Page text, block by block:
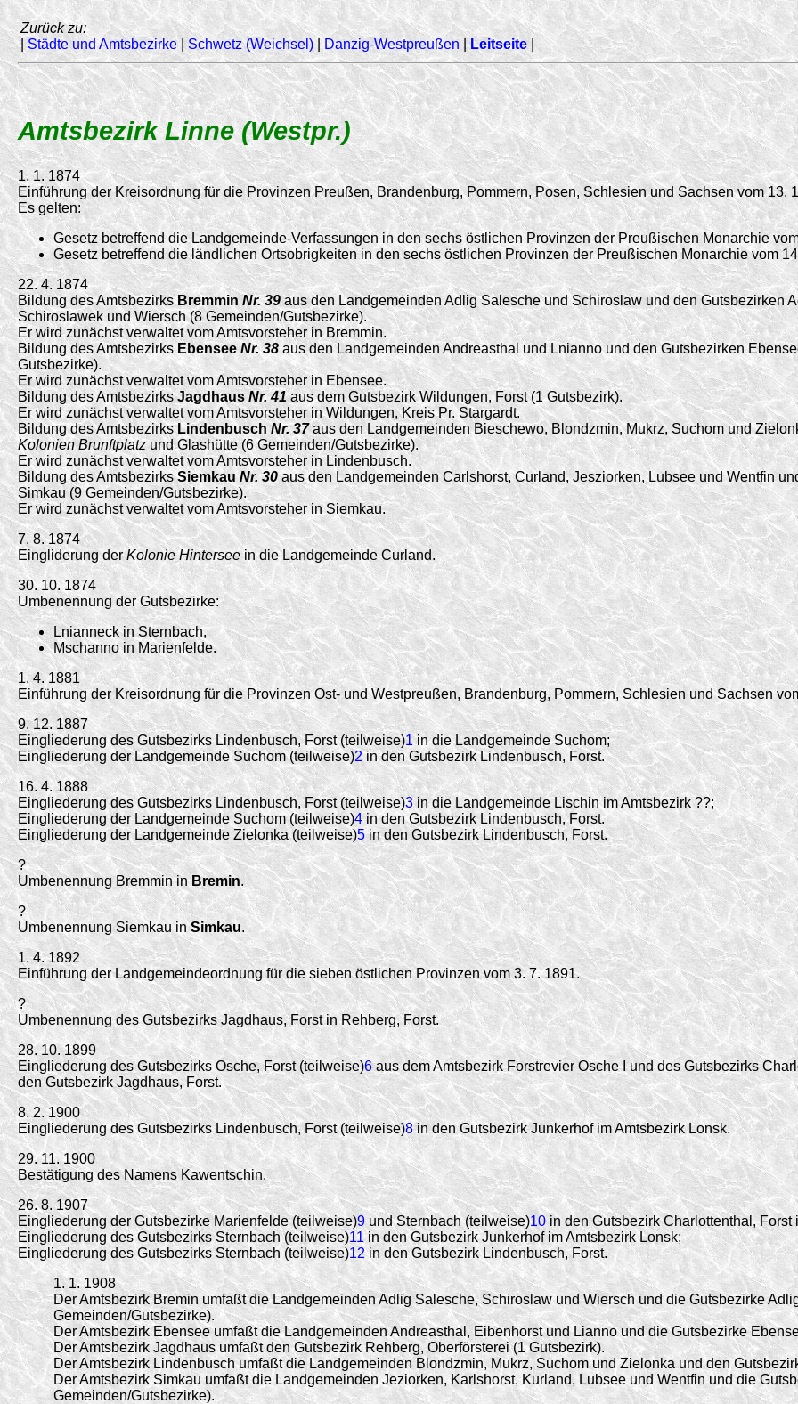
Zurück zu:
| Städte und Amtsbezirke|Schwetz (Weichsel)| Danzig-Westpreußen |Leitseite|
Amtsbezirk Linne (Westpr.)
1. 1. 1874
Einführung der Kreisordnung für die Provinzen Preußen, Brandenburg, Pommern, Posen, Schlesien und Sachsen vom13.
Es gelten:
Gesetz betreffend die Landgemeinde-Verfassungen in den sechs östlichen Provinzen der Preußischen Monarchie
Gesetz betreffend die ländlichen Ortsobrigkeiten in den sechs östlichen Provinzen der Preußischen Monarchie vom
22. 4. 1874
Bildung des AmtsbezirksBremminNr. 39aus den Landgemeinden Adlig Salesche und Schiroslaw und den Gutsbezirken
Schiroslawek und Wiersch (8 Gemeinden/Gutsbezirke).
Er wird zunächst verwaltet vom Amtsvorsteher in Bremmin.
Bildung des Amtsbezirks Ebensee Nr. 38 aus den Landgemeinden Andreasthal und Lnianno und den Gutsbezirken
Gutsbezirke).
Er wird zunächst verwaltet vom Amtsvorsteher in Ebensee.
Bildung des AmtsbezirksJagdhaus Nr. 41aus dem Gutsbezirk Wildungen, Forst (1 Gutsbezirk).
Er wird zunächst verwaltet vom Amtsvorsteher in Wildungen, Kreis Pr. Stargardt.
Bildung des AmtsbezirksLindenbuschNr. 37aus den Landgemeinden Bieschewo, Blondzmin, Mukrz, Suchom und
Kolonien BrunftplatzundGlashütte (6 Gemeinden/Gutsbezirke).
Er wird zunächst verwaltet vom Amtsvorsteher in Lindenbusch.
Bildung des AmtsbezirksSiemkauNr. 30 aus den Landgemeinden Carlshorst, Curland, Jesziorken, Lubsee und Wentfin
Simkau (9 Gemeinden/Gutsbezirke).
Er wird zunächst verwaltet vom Amtsvorsteher in Siemkau.
7. 8. 1874
Eingliderung derKolonie Hinterseein die Landgemeinde Curland.
30. 10. 1874
Umbenennung der Gutsbezirke:
Lnianneck in Sternbach,
Mschanno in Marienfelde.
1. 4. 1881
Einführung der Kreisordnung für die Provinzen Ost- und Westpreußen, Brandenburg, Pommern, Schlesien und Sachsen
9. 12. 1887
Eingliederung des Gutsbezirks Lindenbusch, Forst (teilweise)1in die Landgemeinde Suchom;
Eingliederung der Landgemeinde Suchom (teilweise)2in den Gutsbezirk Lindenbusch, Forst.
16. 4. 1888
Eingliederung des Gutsbezirks Lindenbusch, Forst (teilweise)3in die Landgemeinde Lischin im Amtsbezirk ??;
Eingliederung der Landgemeinde Suchom (teilweise)4in den Gutsbezirk Lindenbusch, Forst.
Eingliederung der Landgemeinde Zielonka (teilweise)5in den Gutsbezirk Lindenbusch, Forst.
?
Umbenennung Bremmin in Bremin.
?
Umbenennung Siemkau inSimkau.
1. 4. 1892
Einführung der Landgemeindeordnung für die sieben östlichen Provinzen vom 3. 7. 1891.
?
Umbenennung des Gutsbezirks Jagdhaus, Forst in Rehberg, Forst.
28. 10. 1899
Eingliederung des Gutsbezirks Osche, Forst (teilweise)6aus dem Amtsbezirk Forstrevier Osche I und des Gutsbezirks
den Gutsbezirk Jagdhaus, Forst.
8. 2. 1900
Eingliederung des Gutsbezirks Lindenbusch, Forst (teilweise)8in den Gutsbezirk Junkerhof im Amtsbezirk Lonsk.
29. 11. 1900
Bestätigung des Namens Kawentschin.
26. 8. 1907
Eingliederung der Gutsbezirke Marienfelde (teilweise)9 und Sternbach (teilweise)10in den Gutsbezirk Charlottenthal, Forst
Eingliederung des Gutsbezirks Sternbach (teilweise)11 in den Gutsbezirk Junkerhof im Amtsbezirk Lonsk;
Eingliederung des Gutsbezirks Sternbach (teilweise)12in den Gutsbezirk Lindenbusch, Forst.
1. 1. 1908
Der Amtsbezirk Bremin umfaßt die Landgemeinden Adlig Salesche, Schiroslaw und Wiersch und die Gutsbezirke
Gemeinden/Gutsbezirke).
Der Amtsbezirk Ebensee umfaßt die Landgemeinden Andreasthal, Eibenhorst und Lianno und die Gutsbezirke
Der Amtsbezirk Jagdhaus umfaßt den Gutsbezirk Rehberg, Oberförsterei (1 Gutsbezirk).
Der Amtsbezirk Lindenbusch umfaßt die Landgemeinden Blondzmin, Mukrz, Suchom und Zielonka und den
Der Amtsbezirk Simkau umfaßt die Landgemeinden Jeziorken, Karlshorst, Kurland, Lubsee und Wentfin und die
Gemeinden/Gutsbezirke).